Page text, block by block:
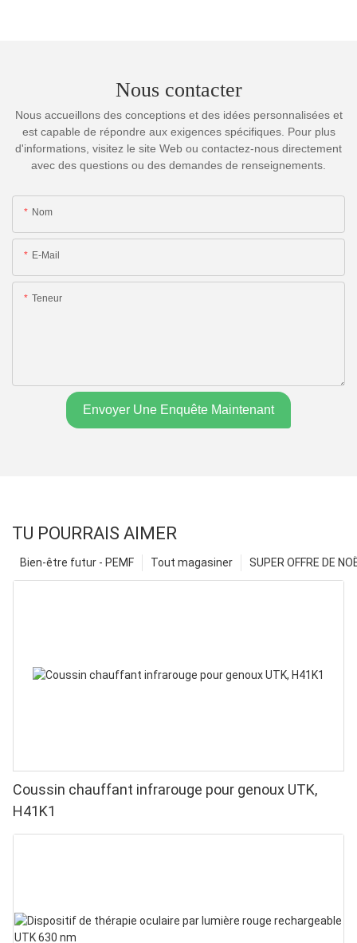
Nous contacter
Nous accueillons des conceptions et des idées personnalisées et
est capable de répondre aux exigences spécifiques. Pour plus
d'informations, visitez le site Web ou contactez-nous directement
avec des questions ou des demandes de renseignements.
Nom
E-Mail
Teneur
Envoyer Une Enquête Maintenant
TU POURRAIS AIMER
SUPER OFFRE DE
Tout magasiner
Bien-être futur - PEMF
Coussin chauffant infrarouge pour genoux UTK,
H41K1